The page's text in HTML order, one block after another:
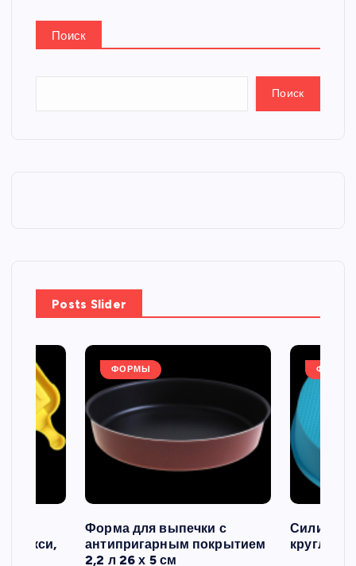
Поиск
Поиск
Posts Slider
макси,
ФОРМЫ
Форма для выпечки с
антипригарным покрытием
2,2 л 26 х 5 см
ФОРМЫ
круглая,